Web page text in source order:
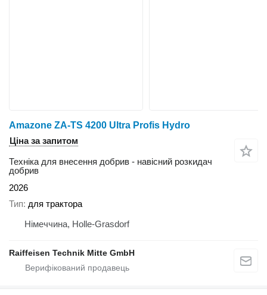
Amazone ZA-TS 4200 Ultra Profis Hydro
Ціна за запитом
Техніка для внесення добрив - навісний розкидач
добрив
2026
Тип для трактора
Німеччина, Holle-Grasdorf
Raiffeisen Technik Mitte GmbH